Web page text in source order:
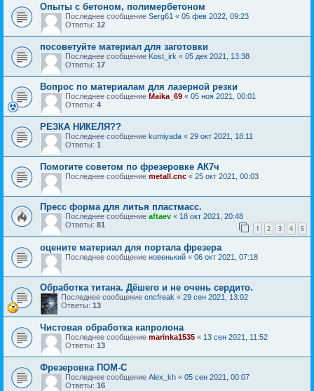
Опыты с бетоном, полимербетоном
Последнее сообщение Serg61 « 05 фев 2022, 09:23
Ответы: 12
посоветуйте материал для заготовки
Последнее сообщение Kost_irk « 05 дек 2021, 13:38
Ответы: 17
Вопрос по материалам для лазерной резки
Последнее сообщение Maika_69 « 05 ноя 2021, 00:01
Ответы: 4
РЕЗКА НИКЕЛЯ??
Последнее сообщение kumiyada « 29 окт 2021, 18:11
Ответы: 1
Помогите советом по фрезеровке АК7ч
Последнее сообщение metall.cnc « 25 окт 2021, 00:03
Пресс форма для литья пластмасс.
Последнее сообщение aftaev « 18 окт 2021, 20:48
Ответы: 81 1 2 3 4 5
оцените материал для портала фрезера
Последнее сообщение новенький « 06 окт 2021, 07:18
Обработка титана. Дёшего и не очень сердито.
Последнее сообщение cncfreak « 29 сен 2021, 13:02
Ответы: 13
Чистовая обработка капролона
Последнее сообщение marinka1535 « 13 сен 2021, 11:52
Ответы: 13
Фрезеровка ПОМ-С
Последнее сообщение Alex_kh « 05 сен 2021, 00:07
Ответы: 16